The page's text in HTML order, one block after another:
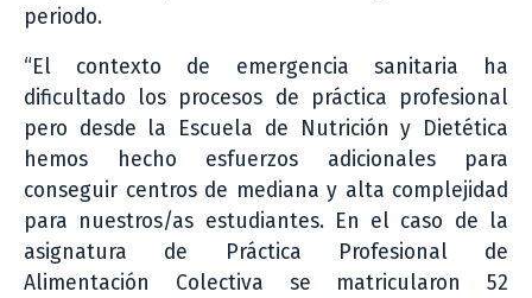
periodo.
“El contexto de emergencia sanitaria ha
dificultado los procesos de práctica profesional
pero desde la Escuela de Nutrición y Dietética
hemos hecho esfuerzos adicionales para
conseguir centros de mediana y alta complejidad
para nuestros/as estudiantes. En el caso de la
asignatura de Práctica Profesional de
Alimentación Colectiva se matricularon 52